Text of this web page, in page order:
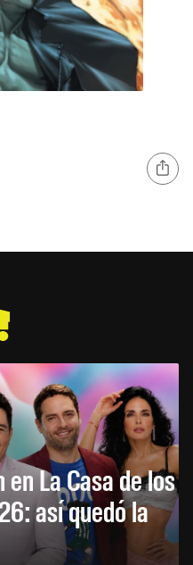
La Casa de los
así quedó la